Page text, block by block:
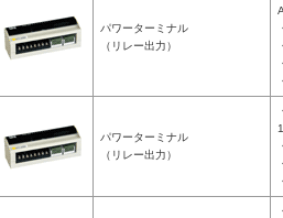
パワーターミナル
（リレー出力）
パワーターミナル
（リレー出力）